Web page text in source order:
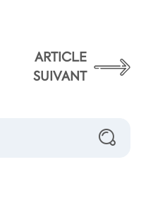
ARTICLE
SUIVANT